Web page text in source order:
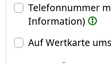
Telefonnummer
Information)
Auf Wertkarte